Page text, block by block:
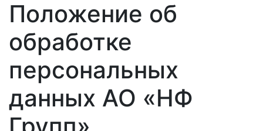
Положение об
обработке
персональных
данных АО «НФ